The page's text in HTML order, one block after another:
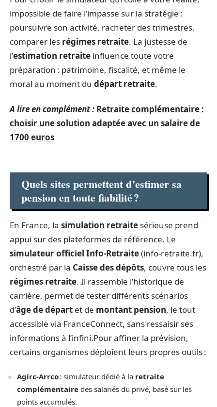
impossible de faire l’impasse sur la stratégie :
poursuivre son activité, racheter des trimestres,
comparer les régimes retraite. La justesse de
l’estimation retraite influence toute votre
préparation : patrimoine, fiscalité, et même le
moral au moment du départ retraite.
A lire en complément : Retraite complémentaire :
choisir une solution adaptée avec un salaire de
1700 euros
Quels sites permettent d’estimer sa
pension en toute fiabilité ?
En France, la simulation retraite sérieuse prend
appui sur des plateformes de référence. Le
simulateur officiel Info-Retraite(info-retraite.fr),
orchestré par la Caisse des dépôts, couvre tous les
régimes retraite. Il rassemble l’historique de
carrière, permet de tester différents scénarios
d’âge de départ et de montant pension, le tout
accessible via FranceConnect, sans ressaisir ses
informations à l’infini.Pour affiner la prévision,
certains organismes déploient leurs propres outils :
Agirc-Arrco: simulateur dédié à la retraite
complémentaire des salariés du privé, basé sur les
points accumulés.